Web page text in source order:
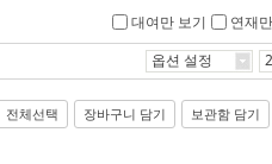
대여만 보기 연재
옵션 설정
전체선택 장바구니 담기 보관함 담기